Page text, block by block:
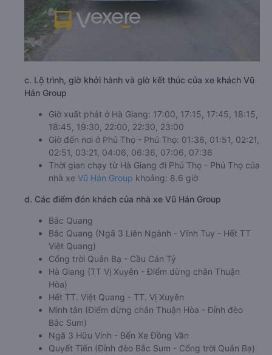
c. Lộ trình, giờ khởi hành và giờ kết thúc của xe khách Vũ
Hán Group
Giờ xuất phát ở Hà Giang: 17:00, 17:15, 17:45, 18:15,
18:45, 19:30, 22:00, 22:30, 23:00
Giờ đến nơi ở Phú Thọ - Phú Thọ: 01:36, 01:51, 02:21,
02:51, 03:21, 04:06, 06:36, 07:06, 07:36
Thời gian chạy từ Hà Giang đi Phú Thọ - Phú Thọ của
nhà xe Vũ Hán Group khoảng: 8.6 giờ
d. Các điểm đón khách của nhà xe Vũ Hán Group
Bắc Quang
Bắc Quang (Ngã 3 Liên Ngành - Vĩnh Tuy - Hết TT
Việt Quang)
Cổng trời Quản Bạ - Cầu Cán Tỷ
Hà Giang (TT Vị Xuyên - Điểm dừng chân Thuận
Hòa)
Hết TT. Việt Quang - TT. Vị Xuyên
Minh tân (Điểm dừng chân Thuận Hòa - Đỉnh đèo
Bắc Sum)
Ngã 3 Hữu Vinh - Bến Xe Đồng Văn
Quyết Tiến (Đỉnh đèo Bắc Sum - Cổng trời Quản Bạ)